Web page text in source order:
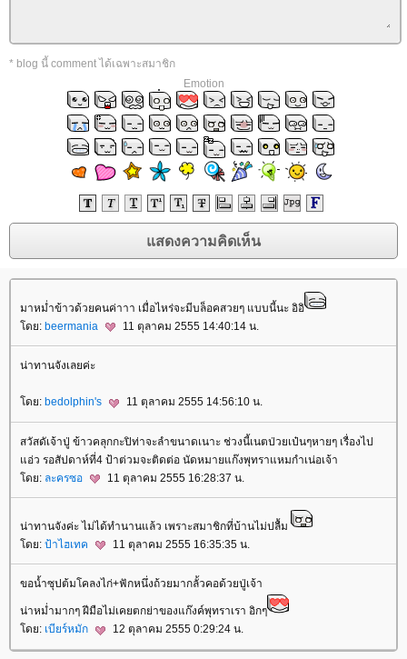
* blog นี้ comment ได้เฉพาะสมาชิก
Emotion
มาหม่ำข้าวด้วยคนค่าาา เมื่อไหร่จะมีบล็อคสวยๆ แบบนี้นะ อิอิ
ดย: beermania 11 ตุลาคม 2555 14:40:14 น.
น่าทานจังเลยค่ะ
ดย: bedolphin's 11 ตุลาคม 2555 14:56:10 น.
สวัสดัเจ้าปู่ ข้าวคลุกกะปิท่าจะลำขนาดเนาะ ช่วงนี้เนตป่วยเป๋นๆหายๆ เรื่องไป
อ่ว รอสัปดาห์ที่4 ป้าต่วมจะติดต่อ นัดหมายแก๊งพุทราแหมกำเน่อเจ้า
ดย: ละครซอ 11 ตุลาคม 2555 16:28:37 น.
น่าทานจังค่ะ ไม่ได้ทำนานแล้ว เพราะสมาชิกที่บ้านไม่ปลื้ม
ดย: ป้าไฮเทค 11 ตุลาคม 2555 16:35:35 น.
ขอนํ้าซุปต้มโคลงไก่+ฟักหนึ่งถ้วยมากลั้วคอด้วยปู่เจ้า
น่าหมํ่ามากๆ ฝีมือไม่เคยตกย่าของแก๊งค์พุทราเรา อิกๆ
ดย: เบียร์หมัก 12 ตุลาคม 2555 0:29:24 น.